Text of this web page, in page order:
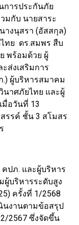
การประกันภัย
วมกับ นายสาระ
างนุสรา (อัสสกุล)
ทย ดร.สมพร สืบ
พร้อมด้วย ผู้
ส่งเสริมการ
ผู้บริหารสมาคม
าศภัยไทย และผู้
มื่อวันที่ 13
รรค์ ชั้น 3 สโมสร
คปภ. และผู้บริหาร
ผู้บริหารระดับสูง
ครั้งที่ 1/2568
นงานตามข้อสรุป
2/2567 ซึ่งจัดขึ้น